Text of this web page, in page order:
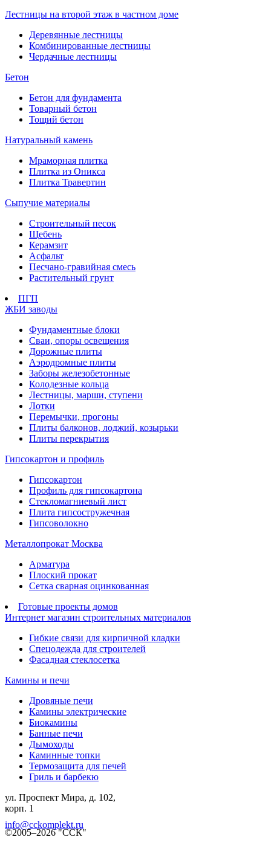
Лестницы на второй этаж в частном доме
Деревянные лестницы
Комбинированные лестницы
Чердачные лестницы
Бетон
Бетон для фундамента
Товарный бетон
Тощий бетон
Натуральный камень
Мраморная плитка
Плитка из Оникса
Плитка Травертин
Сыпучие материалы
Строительный песок
Щебень
Керамзит
Асфальт
Песчано-гравийная смесь
Растительный грунт
ПГП
ЖБИ заводы
Фундаментные блоки
Сваи, опоры освещения
Дорожные плиты
Аэродромные плиты
Заборы железобетонные
Колодезные кольца
Лестницы, марши, ступени
Лотки
Перемычки, прогоны
Плиты балконов, лоджий, козырьки
Плиты перекрытия
Гипсокартон и профиль
Гипсокартон
Профиль для гипсокартона
Стекломагниевый лист
Плита гипсостружечная
Гипсоволокно
Металлопрокат Москва
Арматура
Плоский прокат
Сетка сварная оцинкованная
Готовые проекты домов
Интернет магазин строительных материалов
Гибкие связи для кирпичной кладки
Спецодежда для строителей
Фасадная стеклосетка
Камины и печи
Дровяные печи
Камины электрические
Биокамины
Банные печи
Дымоходы
Каминные топки
Термозащита для печей
Гриль и барбекю
ул. Проспект Мира, д. 102,
корп. 1
info@cckomplekt.ru
©2005–2026 "ССК"